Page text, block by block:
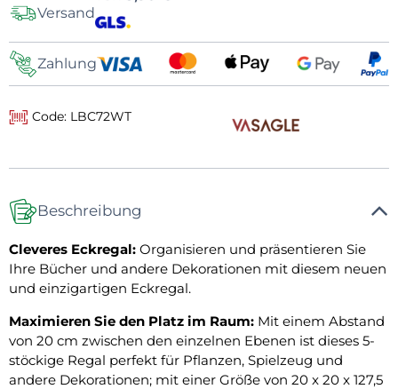
Versand
Zahlung
Code: LBC72WT
Beschreibung
Cleveres Eckregal: Organisieren und präsentieren Sie
Ihre Bücher und andere Dekorationen mit diesem neuen
und einzigartigen Eckregal.
Maximieren Sie den Platz im Raum: Mit einem Abstand
von 20 cm zwischen den einzelnen Ebenen ist dieses 5-
stöckige Regal perfekt für Pflanzen, Spielzeug und
andere Dekorationen; mit einer Größe von 20 x 20 x 127,5